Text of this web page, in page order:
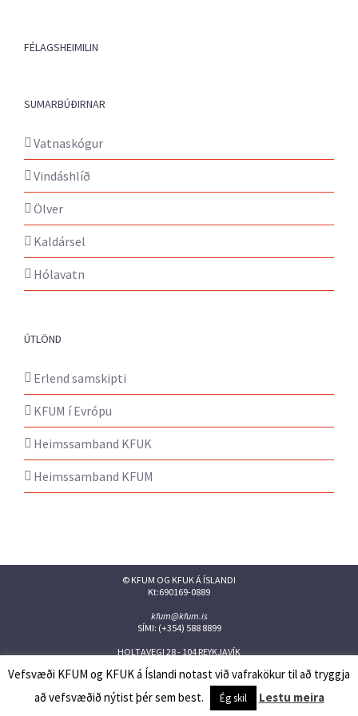
FÉLAGSHEIMILIN
SUMARBÚÐIRNAR
Vatnaskógur
Vindáshlíð
Ölver
Kaldársel
Hólavatn
ÚTLÖND
Erlend samskipti
KFUM í Evrópu
Heimssamband KFUK
Heimssamband KFUM
© KFUM OG KFUK Á ÍSLANDI
Kt:690169-0889
kfum@kfum.is
SÍMI: (+354) 588 8899
HOLTAVEGI 28 - 104 REYKJAVÍK
Facebook
TwitterInstagram
Flickr YouTube
Issuu
Vefsvæði KFUM og KFUK á Íslandi notast við vafrakökur til að tryggja
að vefsvæðið nýtist þér sem best.
Ég skil Lestu meira